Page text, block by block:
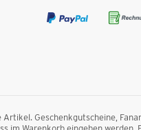
Geschenkgutscheine,